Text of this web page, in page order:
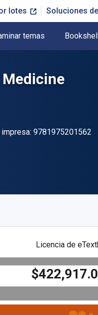
lotes Soluciones
temas
9781975201562
Licencia de